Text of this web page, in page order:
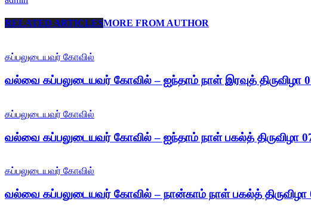
RELATED ARTICLESMORE FROM AUTHOR
கப்பலுடையவர் கோவில்
வல்வை கப்பலுடையவர் கோவில் – ஐந்தாம் நாள் இரவுத் திருவிழா
கப்பலுடையவர் கோவில்
வல்வை கப்பலுடையவர் கோவில் – ஐந்தாம் நாள் பகல்த் திருவிழா
கப்பலுடையவர் கோவில்
வல்வை கப்பலுடையவர் கோவில் – நான்காம் நாள் பகல்த் திருவிழா